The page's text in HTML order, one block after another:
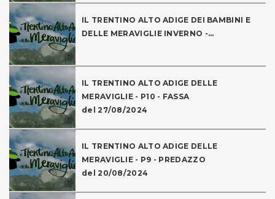
IL TRENTINO ALTO ADIGE DEI BAMBINI E
DELLE MERAVIGLIE INVERNO -...
IL TRENTINO ALTO ADIGE DELLE
MERAVIGLIE - P10 - FASSA
del 27/08/2024
IL TRENTINO ALTO ADIGE DELLE
MERAVIGLIE - P9 - PREDAZZO
del 20/08/2024